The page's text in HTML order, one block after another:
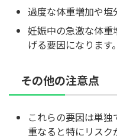
過度な体重増加や塩
妊娠中の急激な体
げる要因になります。
その他の注意点
これらの要因は単
重なると特にリスク